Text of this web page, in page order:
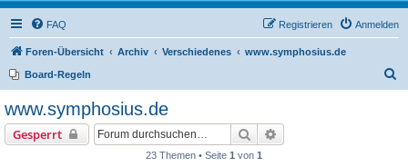
FAQ Anmelden
Registrieren
Foren-Übersicht Archiv Verschiedenes www.symphosius.de
Board-Regeln
www.symphosius.de
Gesperrt Suche
23 Themen • Seite 1 von 1